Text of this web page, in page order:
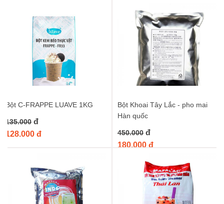
Bột C-FRAPPE LUAVE 1KG
135.000 đ
128.000 đ
Bột Khoai Tây Lắc - pho mai
Hàn quốc
450.000 đ
180.000 đ